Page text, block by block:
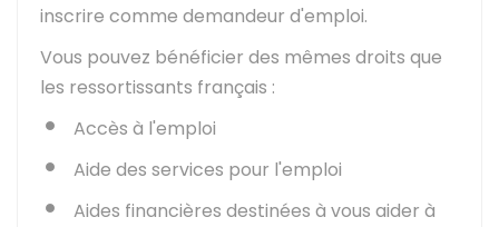
inscrire comme demandeur d'emploi.
Vous pouvez bénéficier des mêmes droits que
les ressortissants français :
Accès à l'emploi
Aide des services pour l'emploi
Aides financières destinées à vous aider à